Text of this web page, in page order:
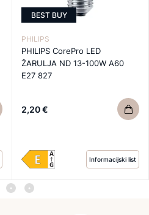
BEST BUY
PHILIPS
PHILIPS CorePro LED
ŽARULJA ND 13-100W A60
E27 827
2,20 €
Informacijski list